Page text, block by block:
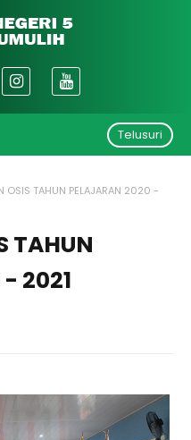
Telusuri
OSIS TAHUN PELAJARAN 2020 -
TAHUN
2021